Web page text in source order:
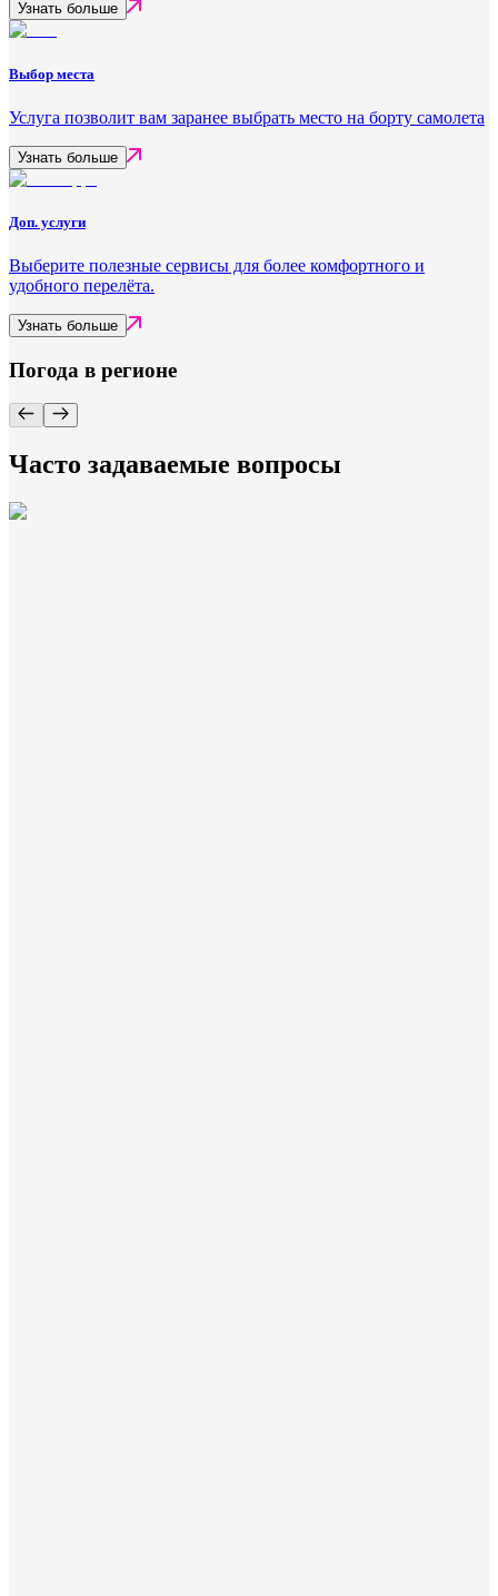
Узнать больше
Выбор места
Услуга позволит вам заранее выбрать место на борту самолета
Узнать больше
Доп. услуги
Выберите полезные сервисы для более комфортного и
удобного перелёта.
Узнать больше
Погода в регионе
Часто задаваемые вопросы